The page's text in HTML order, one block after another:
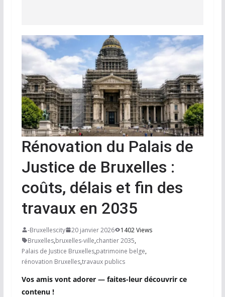
Rénovation du Palais de
Justice de Bruxelles :
coûts, délais et fin des
travaux en 2035
-Bruxellescity 20 janvier 2026
1402 Views
Bruxelles,bruxelles-ville,chantier 2035,
Palais de Justice Bruxelles,patrimoine belge,
rénovation Bruxelles,travaux publics
Vos amis vont adorer — faites-leur découvrir ce
contenu !